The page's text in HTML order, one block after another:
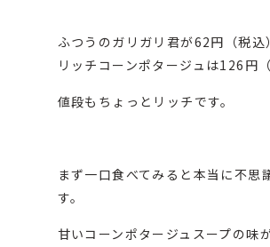
ふつうのガリガリ君が62円（税込
リッチコーンポタージュは126円
値段もちょっとリッチです。
まず一口食べてみると本当に不思
す。
甘いコーンポタージュスープの味